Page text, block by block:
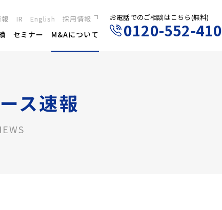
IR English 採用情報
新卒採用
キャリア採用
セミナー M&Aについて
お電話でのご相談はこちら(無料)
0120-552-410
ス速報